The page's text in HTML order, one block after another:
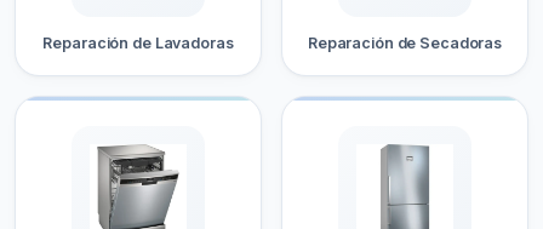
Reparación de Lavadoras Reparación de Secadoras